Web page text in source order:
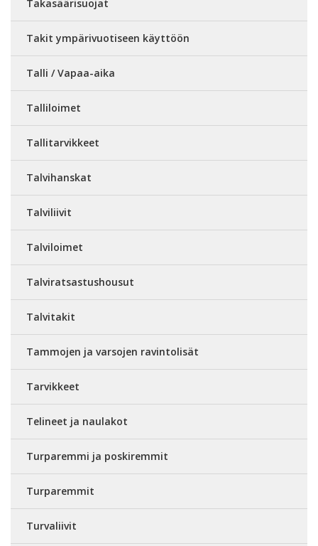
Takasäärisuojat
Takit ympärivuotiseen käyttöön
Talli / Vapaa-aika
Talliloimet
Tallitarvikkeet
Talvihanskat
Talviliivit
Talviloimet
Talviratsastushousut
Talvitakit
Tammojen ja varsojen ravintolisät
Tarvikkeet
Telineet ja naulakot
Turparemmi ja poskiremmit
Turparemmit
Turvaliivit